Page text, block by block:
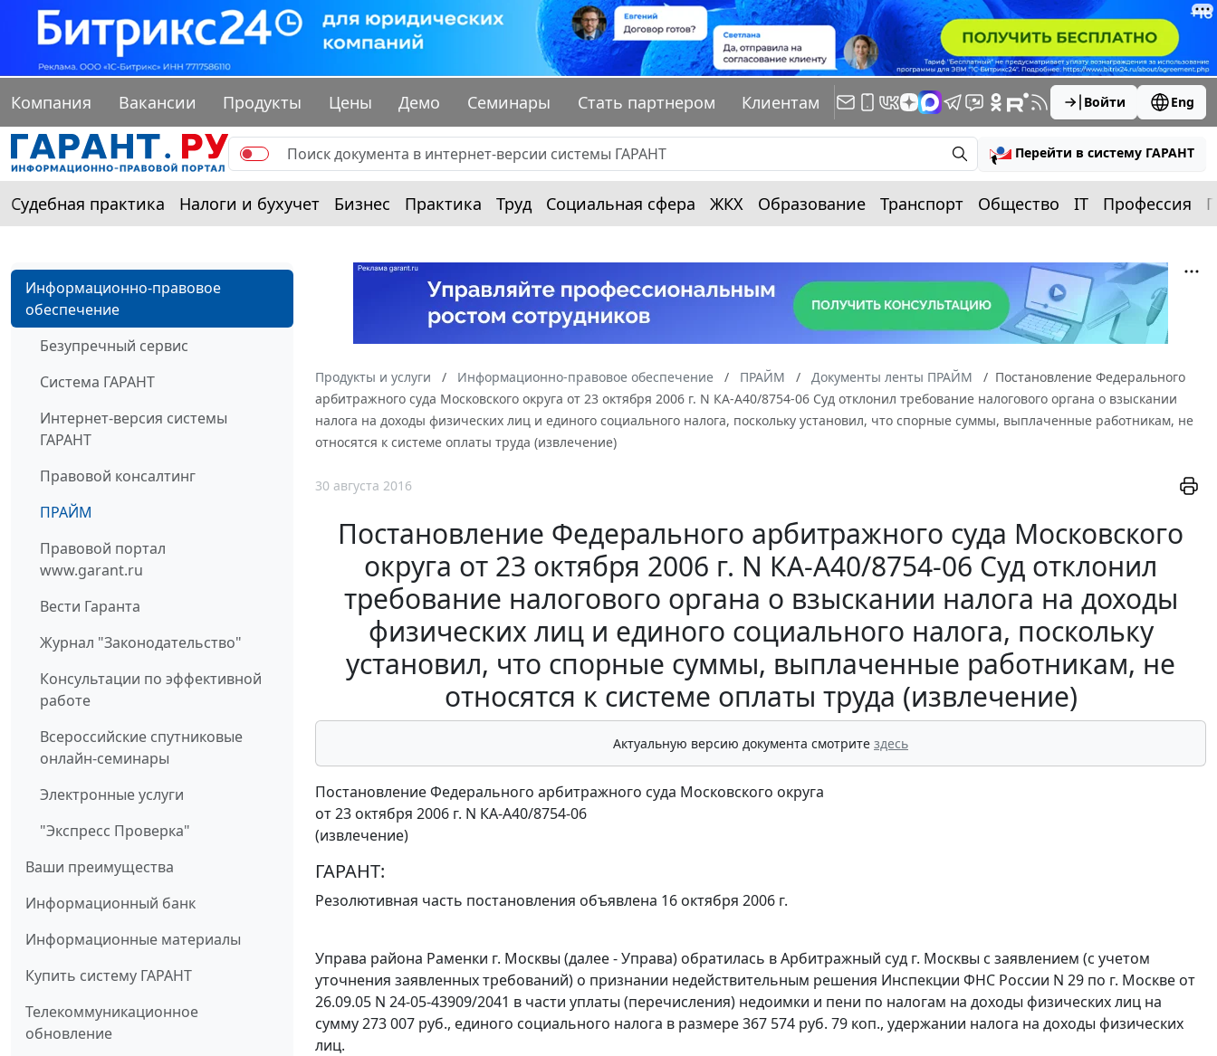
Компания Вакансии Продукты Цены Демо Семинары Стать партнером Клиентам Войти Eng
Перейти в систему ГАРАНТ
Судебная практика Налоги и бухучет Бизнес Практика Труд Социальная сфера ЖКХ Образование Транспорт Общество IT Профессия
Информационно-правовое
обеспечение
Безупречный сервис
Система ГАРАНТ
Интернет-версия системы
ГАРАНТ
Правовой консалтинг
ПРАЙМ
Правовой портал
www.garant.ru
Вести Гаранта
Журнал "Законодательство"
Консультации по эффективной
работе
Всероссийские спутниковые
онлайн-семинары
Электронные услуги
"Экспресс Проверка"
Ваши преимущества
Информационный банк
Информационные материалы
Купить систему ГАРАНТ
Телекоммуникационное
обновление
Продукты и услуги Информационно-правовое обеспечение ПРАЙМ Документы ленты ПРАЙМ
Постановление Федерального
арбитражного суда Московского округа от 23 октября 2006 г. N КА-А40/8754-06 Суд отклонил требование налогового органа о взыскании
налога на доходы физических лиц и единого социального налога, поскольку установил, что спорные суммы, выплаченные работникам, не
относятся к системе оплаты труда (извлечение)
30 августа 2016
Постановление Федерального арбитражного суда Московского
округа от 23 октября 2006 г. N КА-А40/8754-06 Суд отклонил
требование налогового органа о взыскании налога на доходы
физических лиц и единого социального налога, поскольку
установил, что спорные суммы, выплаченные работникам, не
относятся к системе оплаты труда (извлечение)
Актуальную версию документа смотрите здесь
Постановление Федерального арбитражного суда Московского округа
от 23 октября 2006 г. N КА-А40/8754-06
(извлечение)
ГАРАНТ:
Резолютивная часть постановления объявлена 16 октября 2006 г.
Управа района Раменки г. Москвы (далее - Управа) обратилась в Арбитражный суд г. Москвы с заявлением (с учетом
уточнения заявленных требований) о признании недействительным решения Инспекции ФНС России N 29 по г. Москве от
26.09.05 N 24-05-43909/2041 в части уплаты (перечисления) недоимки и пени по налогам на доходы физических лиц на
сумму 273 007 руб., единого социального налога в размере 367 574 руб. 79 коп., удержании налога на доходы физических
лиц.